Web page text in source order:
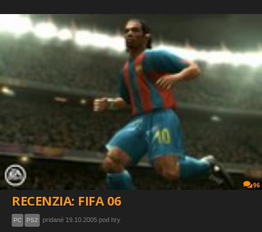
96
RECENZIA: FIFA 06
PC PS2 pridané 19.10.2005 pod hry